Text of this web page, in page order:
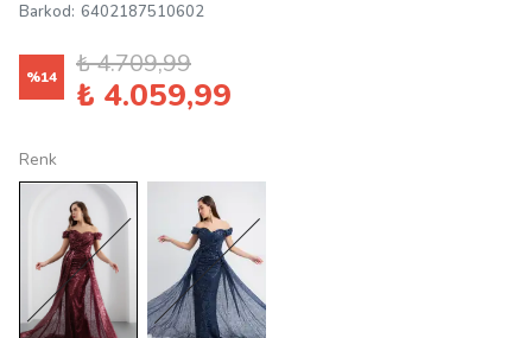
Barkod: 6402187510602
%14 ₺ 4.709,99
₺ 4.059,99
Renk